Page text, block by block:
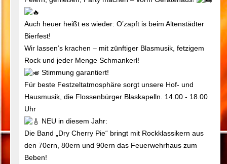
Auch heuer heißt es wieder: O’zapft is beim Altenstädter
Bierfest!
Wir lassen’s krachen – mit zünftiger Blasmusik, fetzigem
Rock und jeder Menge Schmankerl!
Stimmung garantiert!
Für beste Festzeltatmosphäre sorgt unsere Hof- und
Hausmusik, die Flossenbürger Blaskapelln. 14.00 - 18.00
Uhr
NEU in diesem Jahr:
Die Band „Dry Cherry Pie“ bringt mit Rockklassikern aus
den 70ern, 80ern und 90ern das Feuerwehrhaus zum
Beben!